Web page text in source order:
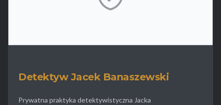
Detektyw Jacek Banaszewski
Prywatna praktyka detektywistyczna Jacka